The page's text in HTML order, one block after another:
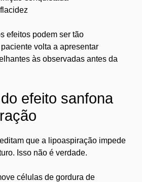
efeitos podem ser tão
volta a apresentar
às observadas antes da
efeito sanfona
que a lipoaspiração impede
Isso não é verdade.
células de gordura de